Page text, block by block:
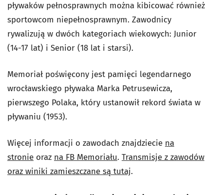
pływaków pełnosprawnych można kibicować również
sportowcom niepełnosprawnym. Zawodnicy
rywalizują w dwóch kategoriach wiekowych: Junior
(14-17 lat) i Senior (18 lat i starsi).
Memoriał poświęcony jest pamięci legendarnego
wrocławskiego pływaka Marka Petrusewicza,
pierwszego Polaka, który ustanowił rekord świata w
pływaniu (1953).
Więcej informacji o zawodach znajdziecie na
stronie oraz na FB Memoriału. Transmisje z zawodów
oraz winiki zamieszczane są tutaj.